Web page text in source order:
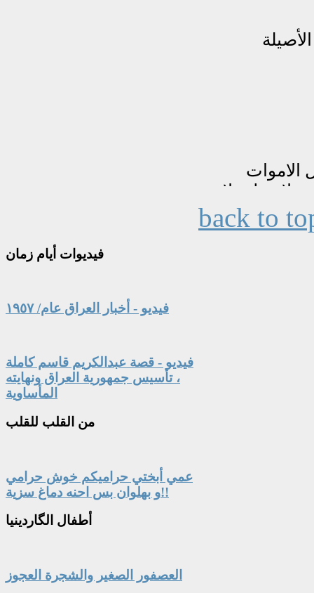
back to
فيديوات أيام زمان
فيديو - أخبار العراق عام/ ١٩٥٧
فيديو - قصة عبدالكريم قاسم كاملة
، تأسيس جمهورية العراق ونهايته
المأساوية
من القلب للقلب
عمي أبختي حراميكم خوش حرامي
و بهلوان بس احنه دماغ سزية!!
أطفال الگاردينيا
العصفور الصغير والشجرة العجوز